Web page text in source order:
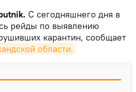
С сегодняшнего дня в
рейды по выявлению
карантин, сообщает
области.